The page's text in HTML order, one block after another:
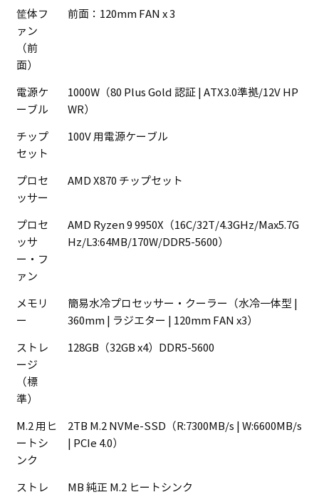
筐体フ
ァン
（前
面）
前面：120mm FAN x 3
電源ケ
ーブル
1000W（80 Plus Gold 認証 | ATX3.0準拠/12V HP
WR）
チップ
セット
100V 用電源ケーブル
プロセ
ッサー
AMD X870 チップセット
プロセ
ッサ
ー・フ
ァン
AMD Ryzen 9 9950X（16C/32T/4.3GHz/Max5.7G
Hz/L3:64MB/170W/DDR5-5600）
メモリ
ー
簡易水冷プロセッサー・クーラー（水冷一体型 |
360mm | ラジエター | 120mm FAN x3）
ストレ
ージ
（標
準）
128GB（32GB x4）DDR5-5600
M.2 用ヒ
ートシ
ンク
2TB M.2 NVMe-SSD（R:7300MB/s | W:6600MB/s
| PCIe 4.0）
ストレ
MB 純正 M.2 ヒートシンク